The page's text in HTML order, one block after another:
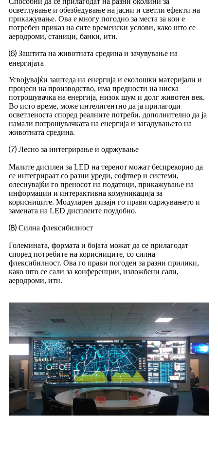
осветлување и обезбедување на јасни и светли ефекти на
прикажување. Ова е многу погодно за места за кои е
потребен приказ на сите временски услови, како што се
аеродроми, станици, банки, итн.
⑹ Заштита на животната средина и зачувување на
енергијата
Усвојувајќи заштеда на енергија и еколошки материјали и
процеси на производство, има предности на ниска
потрошувачка на енергија, низок шум и долг животен век.
Во исто време, може интелигентно да ја прилагоди
осветленоста според реалните потреби, дополнително да ја
намали потрошувачката на енергија и загадувањето на
животната средина.
⑺ Лесно за интегрирање и одржување
Малите дисплеи за LED на теренот можат беспрекорно да
се интегрираат со разни уреди, софтвер и системи,
олеснувајќи го преносот на податоци, прикажување на
информации и интерактивна комуникација за
корисниците. Модуларен дизајн го прави одржувањето и
замената на LED дисплеите поудобно.
⑻ Силна флексибилност
Големината, формата и бојата можат да се прилагодат
според потребите на корисниците, со силна
флексибилност. Ова го прави погоден за разни прилики,
како што се сали за конференции, изложбени сали,
аеродроми, итн.